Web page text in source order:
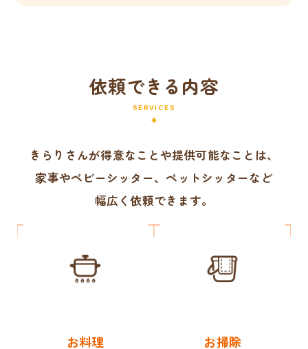
依頼できる内容
SERVICES
きらりさんが得意なことや提供可能なことは、
家事やベビーシッター、ペットシッターなど
幅広く依頼できます。
お料理 お掃除